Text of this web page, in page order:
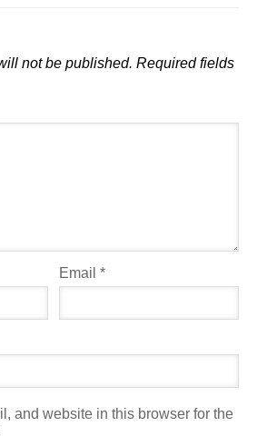
not be published. Required fields
Email*
and website in this browser for the